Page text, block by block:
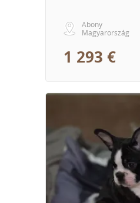
Abony
Magyarország
1 293 €